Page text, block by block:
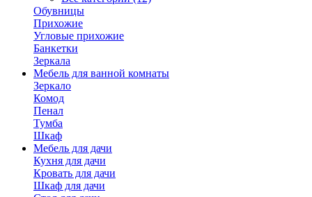
Обувницы
Прихожие
Угловые прихожие
Банкетки
Зеркала
Мебель для ванной комнаты
Зеркало
Комод
Пенал
Тумба
Шкаф
Мебель для дачи
Кухня для дачи
Кровать для дачи
Шкаф для дачи